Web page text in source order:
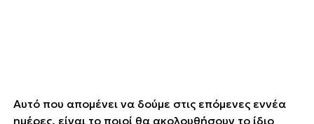
Αυτό που απομένει να δούμε στις επόμενες εννέα
ημέρες, είναι το ποιοί θα ακολουθήσουν το ίδιο